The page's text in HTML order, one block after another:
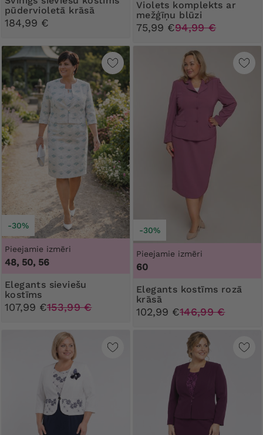
pūdervioletā krāsā
184,99 €
Violets komplekts ar
mežģīņu blūzi
75,99 €94,99 €
-30%
Pieejamie izmēri
48, 50, 56
Elegants sieviešu
kostīms
107,99 €153,99 €
-30%
Pieejamie izmēri
60
Elegants kostīms rozā
krāsā
102,99 €146,99 €